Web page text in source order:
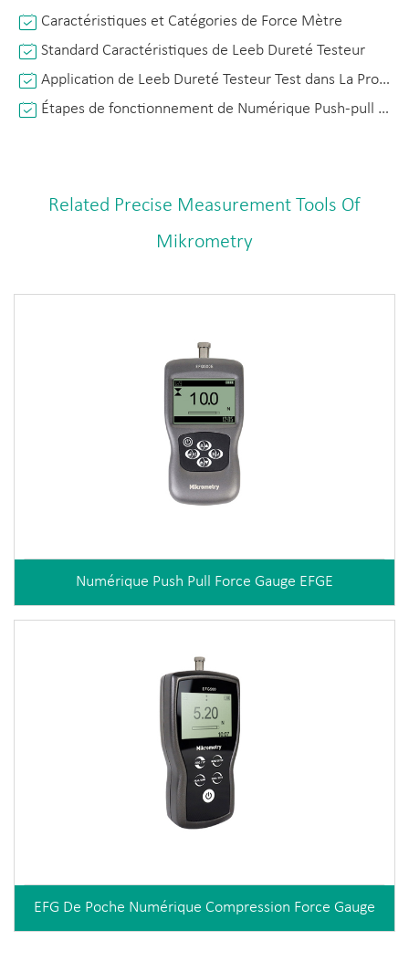
Caractéristiques et Catégories de Force Mètre
Standard Caractéristiques de Leeb Dureté Testeur
Application de Leeb Dureté Testeur Test dans La Production Industrielle
Étapes de fonctionnement de Numérique Push-pull Gauge et Son Utilisation Correcte
Related Precise Measurement Tools Of
Mikrometry
Numérique Push Pull Force Gauge EFGE
EFG De Poche Numérique Compression Force Gauge